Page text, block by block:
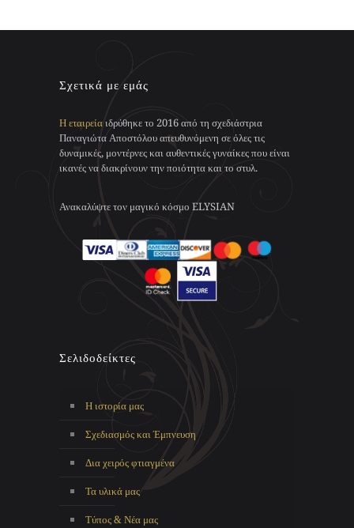
επιλεγούν
στη
του
προϊόντος
Σχετικά με εμάς
Η εταιρείαιδρύθηκε το 2016 από τη σχεδιάστρια
Παναγιώτα Αποστόλου απευθυνόμενη σε όλες τις
δυναμικές, μοντέρνες και αυθεντικές γυναίκες που είναι
ικανές να διακρίνουν την ποιότητα και το στυλ.
Ανακαλύψτε τον μαγικό κόσμο ELYSIAN
Σελιδοδείκτες
Η ιστορία μας
Σχεδιασμός και Έμπνευση
Δια χειρός φτιαγμένα
Τα υλικά μας
Τύπος & Νέα μας